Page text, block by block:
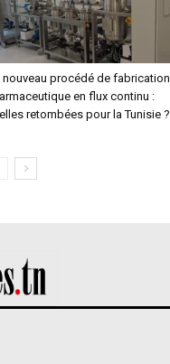
nouveau procédé de fabrication
en flux continu :
retombées pour la Tunisie ?